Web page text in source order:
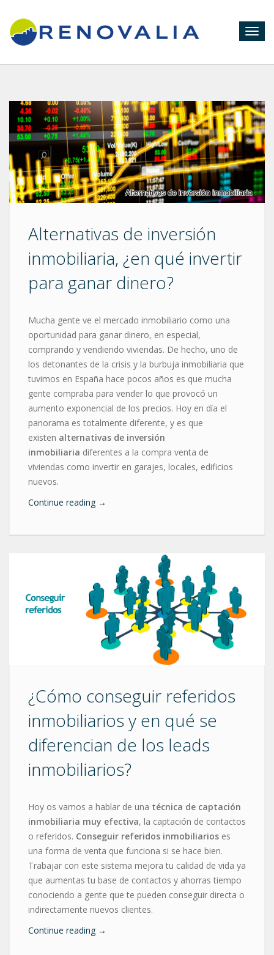
Alternativas de inversión
inmobiliaria, ¿en qué invertir
para ganar dinero?
Mucha gente ve el mercado inmobiliario como una
oportunidad para ganar dinero, en especial,
comprando y vendiendo viviendas. De hecho, uno de
los detonantes de la crisis y la burbuja inmobiliaria que
tuvimos en España hace pocos años es que mucha
gente compraba para vender lo que provocó un
aumento exponencial de los precios. Hoy en día el
panorama es totalmente diferente, y es que
existen alternativas de inversión
inmobiliaria diferentes a la compra venta de
viviendas como invertir en garajes, locales, edificios
nuevos.
Continue reading →
¿Cómo conseguir referidos
inmobiliarios y en qué se
diferencian de los leads
inmobiliarios?
Hoy os vamos a hablar de una técnica de captación
inmobiliaria muy efectiva, la captación de contactos
o referidos. Conseguir referidos inmobiliarios es
una forma de venta que funciona si se hace bien.
Trabajar con este sistema mejora tu calidad de vida ya
que aumentas tu base de contactos y ahorras tiempo
conociendo a gente que te pueden conseguir directa o
indirectamente nuevos clientes.
Continue reading →